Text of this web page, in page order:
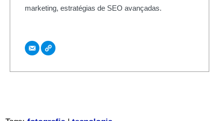
marketing, estratégias de SEO avançadas.